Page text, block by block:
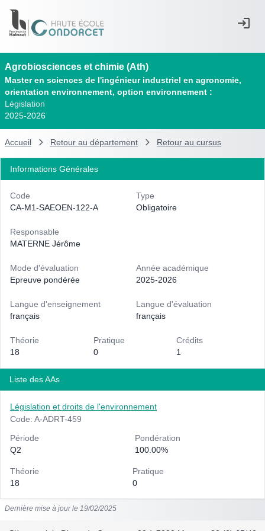
Agrobiosciences et chimie (Ath)
Master en sciences de l'ingénieur industriel en agronomie,
orientation environnement, option environnement :
Législation
2025-2026
Accueil Retour au département Retour au cursus
Informations Générales
Code
CA-M1-SAEOEN-122-A
Type
Obligatoire
Responsable
MATERNE Jérôme
Mode d'évaluation
Epreuve pondérée
Année académique
2025-2026
Langue d'enseignement
français
Langue d'évaluation
français
Théorie
18
Pratique
0
Crédits
1
Liste des AAs
Législation et droits de l'environnement
Code: A-ADRT-459
Période
Q2
Pondération
100.00%
Théorie
18
Pratique
0
Dernière mise à jour le 19/02/2025